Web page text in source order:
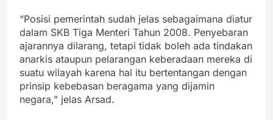
“Posisi pemerintah sudah jelas sebagaimana diatur
dalam SKB Tiga Menteri Tahun 2008. Penyebaran
ajarannya dilarang, tetapi tidak boleh ada tindakan
anarkis ataupun pelarangan keberadaan mereka di
suatu wilayah karena hal itu bertentangan dengan
prinsip kebebasan beragama yang dijamin
negara,” jelas Arsad.